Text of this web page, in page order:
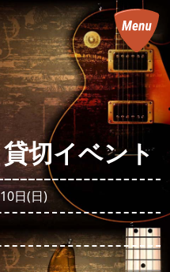
貸切イベント
日(日)